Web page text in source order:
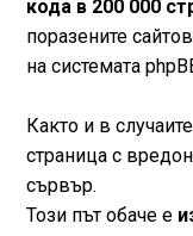
кода в 200 000
поразените
на системата
Както и в
страница с
сървър.
Този път обаче е